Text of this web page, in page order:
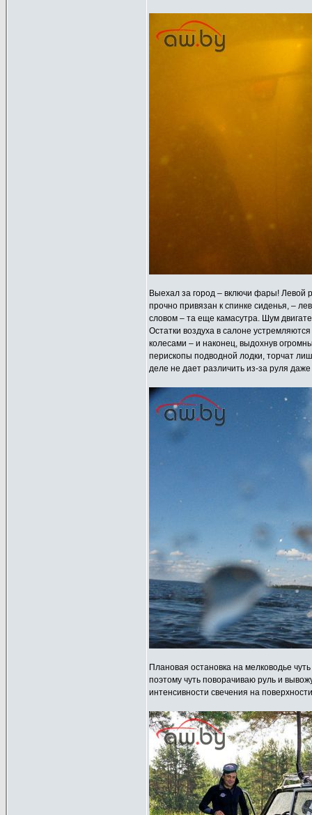
Выехал за город – включи фары! Левой
прочно привязан к спинке сиденья, –
словом – та еще камасутра. Шум
Остатки воздуха в салоне
колесами – и наконец, выдохнув
перископы подводной лодки, торчат
деле не дает различить из-за руля
Плановая остановка на мелководье
поэтому чуть поворачиваю руль и
интенсивности свечения на